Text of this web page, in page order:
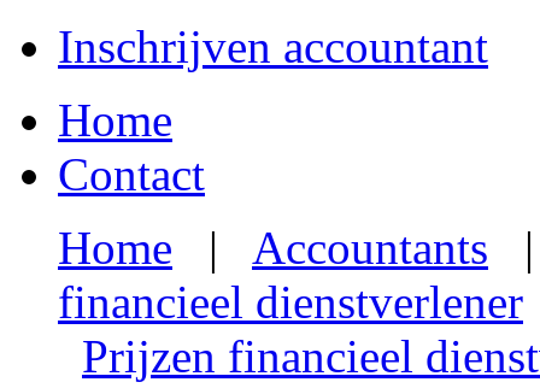
Inschrijven accountant
Home
Contact
Home | Accountants
financieel dienstverlener
Prijzen financieel